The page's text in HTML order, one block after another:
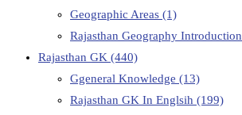
Geographic Areas (1)
Rajasthan Geography Introduction
Rajasthan GK (440)
Ggeneral Knowledge (13)
Rajasthan GK In Englsih (199)